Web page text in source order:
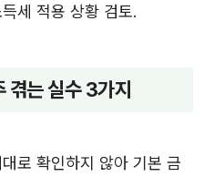
세 적용 상황 검토.
겪는 실수 3가지
로 확인하지 않아 기본 금